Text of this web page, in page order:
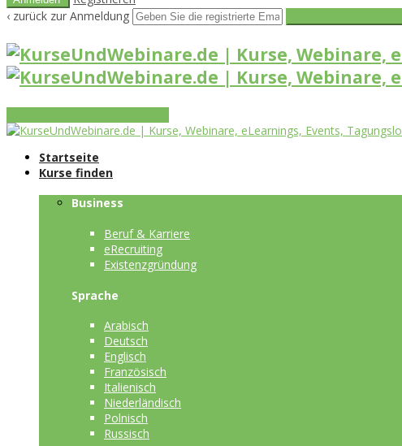
‹ zurück zur Anmeldung
Startseite
Kurse finden
Business
Beruf & Karriere
eRecruiting
Existenzgründung
Sprache
Arabisch
Deutsch
Englisch
Französisch
Italienisch
Niederländisch
Polnisch
Russisch